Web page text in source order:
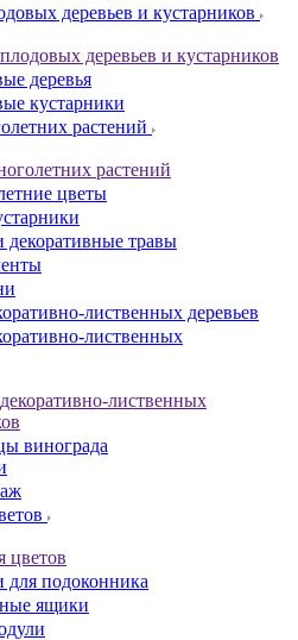
деревьев и кустарников
деревьев и кустарников
деревья
кустарники
растений
растений
цветы
декоративные травы
лиственных деревьев
лиственных
лиственных
винограда
цветов
для подоконника
ящики